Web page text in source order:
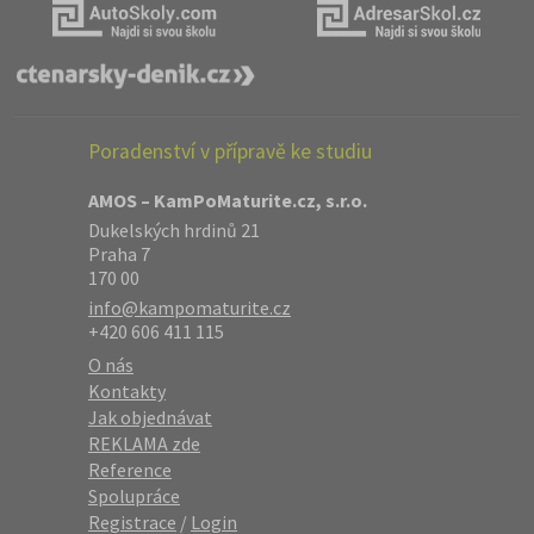
Poradenství v přípravě ke studiu
AMOS – KamPoMaturite.cz, s.r.o.
Dukelských hrdinů 21
Praha 7
170 00
info@kampomaturite.cz
+420 606 411 115
O nás
Kontakty
Jak objednávat
REKLAMA zde
Reference
Spolupráce
Registrace / Login